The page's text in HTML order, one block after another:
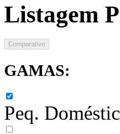
Listagem
Comparativo
GAMAS:
Peq.